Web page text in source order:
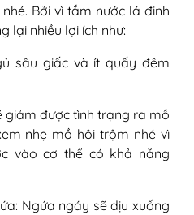
Bởi vì tắm nước lá đinh
lại nhiều lợi ích như:
sâu giấc và ít quấy đêm
giảm được tình trạng ra mồ
nhẹ mồ hôi trộm nhé vì
vào cơ thể có khả năng
Ngứa ngáy sẽ dịu xuống